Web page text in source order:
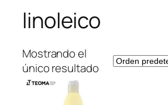
linoleico
Mostrando el
único resultado